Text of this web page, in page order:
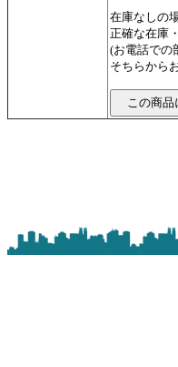
在庫なしの
正確な在庫
(お電話での
そちらから